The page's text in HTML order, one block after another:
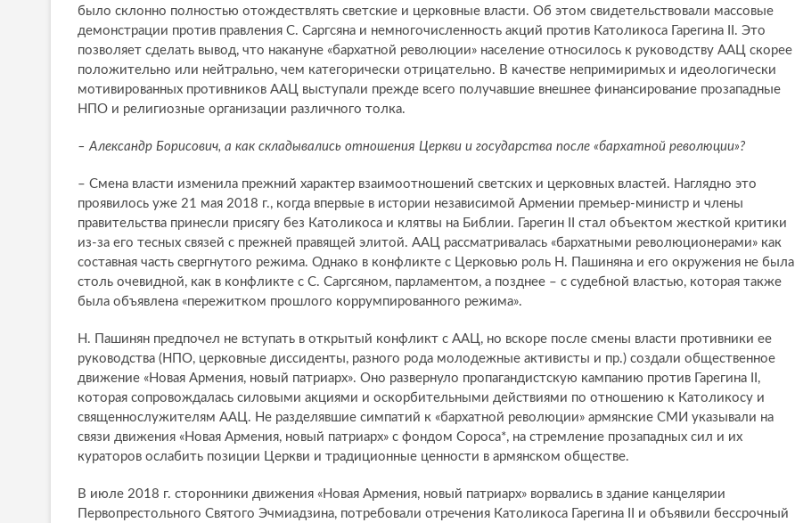
было склонно полностью отождествлять светские и церковные власти. Об этом свидетельствовали массовые
демонстрации против правления С. Саргсяна и немногочисленность акций против Католикоса Гарегина II. Это
позволяет сделать вывод, что накануне «бархатной революции» население относилось к руководству ААЦ скорее
положительно или нейтрально, чем категорически отрицательно. В качестве непримиримых и идеологически
мотивированных противников ААЦ выступали прежде всего получавшие внешнее финансирование прозападные
НПО и религиозные организации различного толка.
– Александр Борисович, а как складывались отношения Церкви и государства после «бархатной революции»?
– Смена власти изменила прежний характер взаимоотношений светских и церковных властей. Наглядно это
проявилось уже 21 мая 2018 г., когда впервые в истории независимой Армении премьер-министр и члены
правительства принесли присягу без Католикоса и клятвы на Библии. Гарегин II стал объектом жесткой критики
из-за его тесных связей с прежней правящей элитой. ААЦ рассматривалась «бархатными революционерами» как
составная часть свергнутого режима. Однако в конфликте с Церковью роль Н. Пашиняна и его окружения не была
столь очевидной, как в конфликте с С. Саргсяном, парламентом, а позднее – с судебной властью, которая также
была объявлена «пережитком прошлого коррумпированного режима».
Н. Пашинян предпочел не вступать в открытый конфликт с ААЦ, но вскоре после смены власти противники ее
руководства (НПО, церковные диссиденты, разного рода молодежные активисты и пр.) создали общественное
движение «Новая Армения, новый патриарх». Оно развернуло пропагандистскую кампанию против Гарегина II,
которая сопровождалась силовыми акциями и оскорбительными действиями по отношению к Католикосу и
священнослужителям ААЦ. Не разделявшие симпатий к «бархатной революции» армянские СМИ указывали на
связи движения «Новая Армения, новый патриарх» с фондом Сороса*, на стремление прозападных сил и их
кураторов ослабить позиции Церкви и традиционные ценности в армянском обществе.
В июле 2018 г. сторонники движения «Новая Армения, новый патриарх» ворвались в здание канцелярии
Первопрестольного Святого Эчмиадзина, потребовали отречения Католикоса Гарегина II и объявили бессрочный